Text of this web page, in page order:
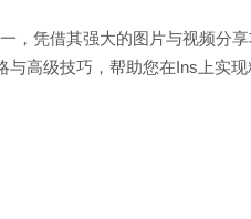
，凭借其强大的图片与视频分
高级技巧，帮助您在Ins上实